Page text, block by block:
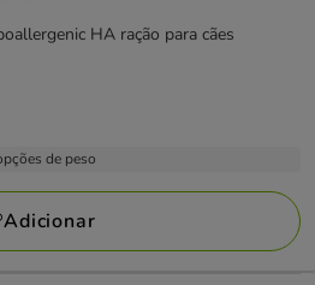
HA ração para cães
de peso
Adicionar